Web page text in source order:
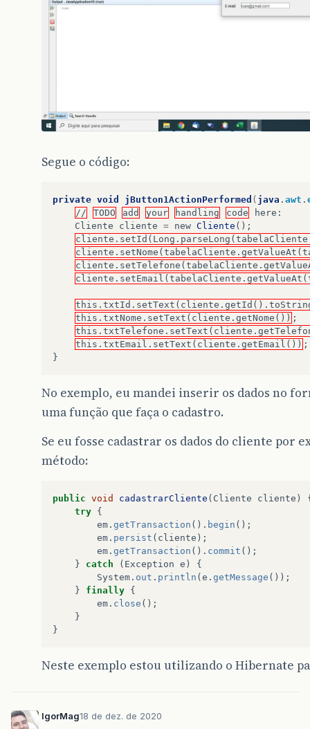
Segue o código:
private void jButton1ActionPerformed ( java . awt .
//
TODO add your handling code here :
Cliente
cliente = new Cliente ();
this.txtNome.setText(cliente.getNome()) ;
this.txtEmail.setText(cliente.getEmail()) ;
}
No exemplo, eu mandei inserir os dados no
uma função que faça o cadastro.
Se eu fosse cadastrar os dados do cliente por
método:
public void cadastrarCliente ( Cliente cliente )
try {
em . getTransaction (). begin ();
em . persist ( cliente );
em . getTransaction (). commit ();
}
catch ( Exception e )
{
System . out . println (e . getMessage ());
}
finally {
em . close ();
}
}
Neste exemplo estou utilizando o Hibernate
IgorMag18 de dez. de 2020